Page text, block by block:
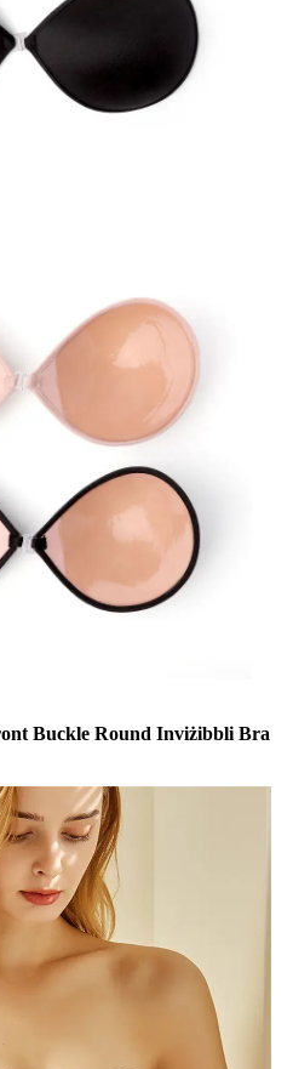
Buckle Round Inviżibbli Bra